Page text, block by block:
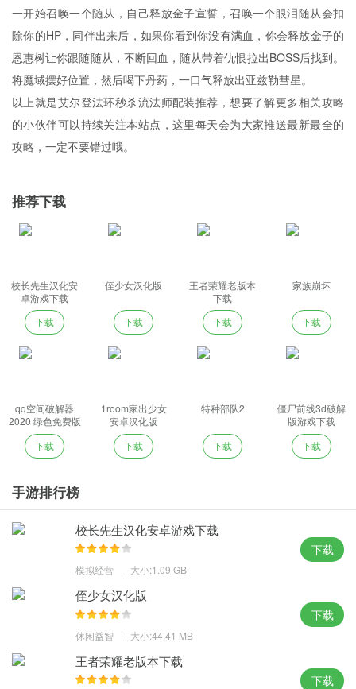
一开始召唤一个随从，自己释放金子宣誓，召唤一个眼泪随从会扣
除你的HP，同伴出来后，如果你看到你没有满血，你会释放金子的
恩惠树让你跟随随从，不断回血，随从带着仇恨拉出BOSS后找到。
将魔域摆好位置，然后喝下丹药，一口气释放出亚兹勒彗星。
以上就是艾尔登法环秒杀流法师配装推荐，想要了解更多相关攻略
的小伙伴可以持续关注本站点，这里每天会为大家推送最新最全的
攻略，一定不要错过哦。
推荐下载
校长先生汉化安
卓游戏下载
下载
侄少女汉化版
下载
王者荣耀老版本
下载
下载
家族崩坏
下载
qq空间破解器
2020 绿色免费版
下载
1room家出少女
安卓汉化版
下载
特种部队2
下载
僵尸前线3d破解
版游戏下载
下载
手游排行榜
校长先生汉化安卓游戏下载
模拟经营 大小:1.09 GB
下载
侄少女汉化版
休闲益智 大小:44.41 MB
下载
王者荣耀老版本下载
下载